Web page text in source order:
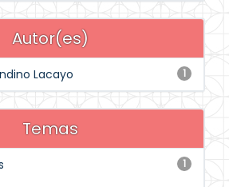
Autor(es)
1
Lacayo
Temas
1